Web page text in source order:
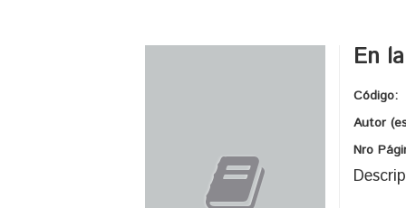
En
Código:
Autor
Nro